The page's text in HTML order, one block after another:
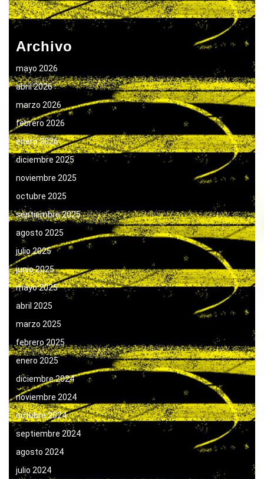
Archivo
mayo 2026
abril 2026
marzo 2026
febrero 2026
enero 2026
diciembre 2025
noviembre 2025
octubre 2025
septiembre 2025
agosto 2025
julio 2025
junio 2025
mayo 2025
abril 2025
marzo 2025
febrero 2025
enero 2025
diciembre 2024
noviembre 2024
octubre 2024
septiembre 2024
agosto 2024
julio 2024